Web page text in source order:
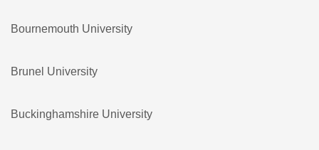
Bournemouth University
Brunel University
Buckinghamshire University